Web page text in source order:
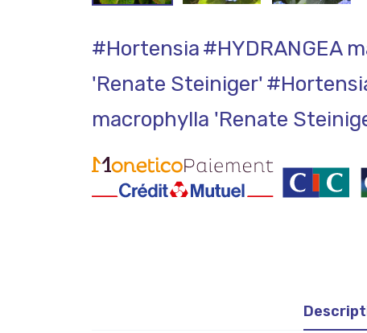
#Hortensia#HYDRANGEA
'Renate Steiniger'
macrophylla 'Renate